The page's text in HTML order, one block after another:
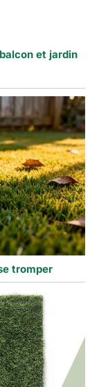
et jardin
tromper